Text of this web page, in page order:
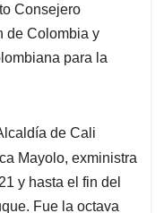
Consejero
de Colombia y
para la
de Cali
Mayolo, exministra
y hasta el fin del
Fue la octava